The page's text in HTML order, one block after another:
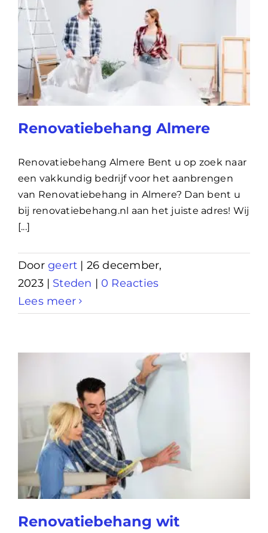
Renovatiebehang Almere
Renovatiebehang Almere Bent u op zoek naar
een vakkundig bedrijf voor het aanbrengen
van Renovatiebehang in Almere? Dan bent u
bij renovatiebehang.nl aan het juiste adres! Wij
[...]
Doorgeert | 26 december,
2023 | Steden | 0 Reacties
Lees meer
Renovatiebehang wit